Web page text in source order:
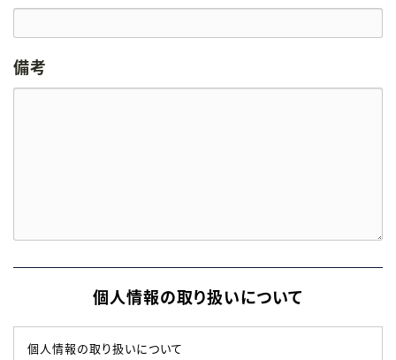
備考
個人情報の取り扱いについて
個人情報の取り扱いについて